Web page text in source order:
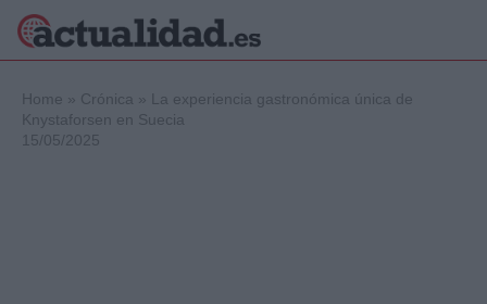
Home » Crónica »
La experiencia gastronómica única de
Knystaforsen en Suecia
15/05/2025